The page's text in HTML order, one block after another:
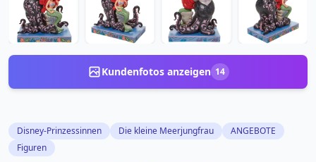
Kundenfotos anzeigen 14
Disney-Prinzessinnen Die kleine Meerjungfrau
ANGEBOTE
Figuren